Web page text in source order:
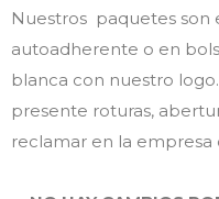
Nuestros paquetes son
autoadherente o en
blanca con nuestro
presente roturas,
reclamar en la empresa